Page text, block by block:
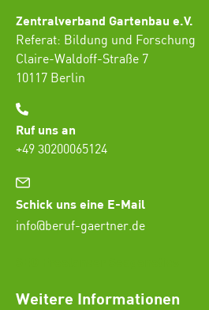
Zentralverband Gartenbau e.V.
Referat: Bildung und Forschung
Claire-Waldoff-Straße 7
10117 Berlin
Ruf uns an
+49 30200065124
Schick uns eine E-Mail
info@beruf-gaertner.de
Weitere Informationen